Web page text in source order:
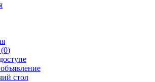
0)
стол